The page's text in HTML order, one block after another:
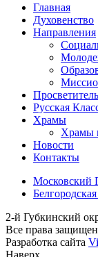
Главная
Духовенство
Направления
Русская
Храмы
Храмы
Новости
Контакты
Московский
2-й Губкинский
Все права
Разработка сайта
Наверх